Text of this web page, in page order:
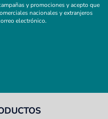
y promociones y acepto que
nacionales y extranjeros
electrónico.